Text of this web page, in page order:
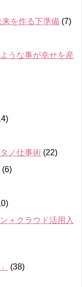
を作る下準備 (7)
うな事が幸せを産
ノ仕事術 (22)
(6)
＋クラウド活用入
(38)